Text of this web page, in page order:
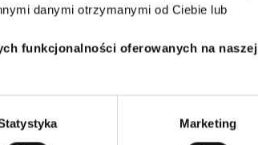
danymi otrzymanymi od Ciebie lub
funkcjonalności oferowanych na naszej
Marketing